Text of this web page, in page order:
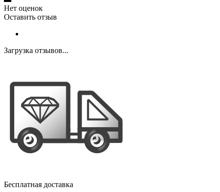
Нет оценок
Оставить отзыв
Загрузка отзывов...
Бесплатная доставка